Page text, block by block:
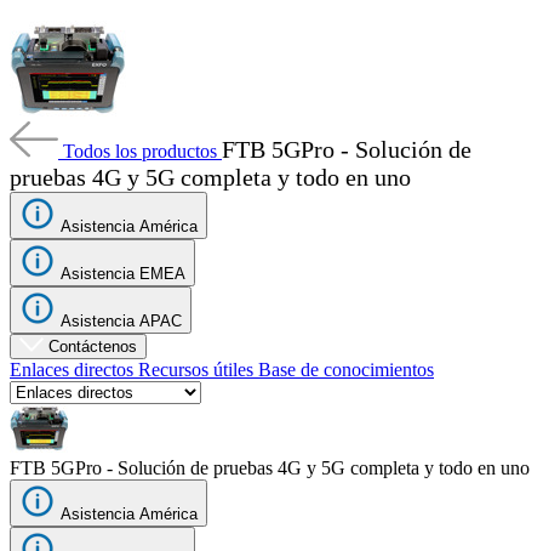
Servicios
Cómo
comprar
Recursos
Contacto
RegistrarseIniciar
sesión
Empresa
Carreras
Socios
Proveedores
Todos los productos FTB 5GPro - Solución de
pruebas 4G y 5G completa y todo en uno
Asistencia América
Asistencia EMEA
Asistencia APAC
Contáctenos
Enlaces directos Recursos útiles Base de conocimientos
FTB 5GPro - Solución de pruebas 4G y 5G completa y todo en uno
Asistencia América